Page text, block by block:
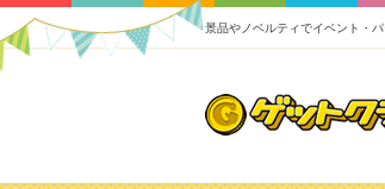
景品やノベルティでイベント・